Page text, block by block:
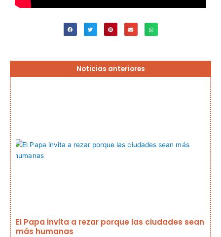
Noticias anteriores
El Papa invita a rezar porque las ciudades sean
más humanas
Página
PáginaPáginaPágina
Página